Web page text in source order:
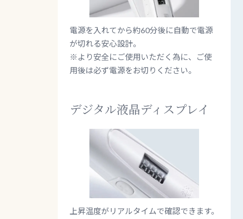
電源を入れてから約60分後に自動で電源
が切れる安心設計。
※より安全にご使用いただく為に、ご使
用後は必ず電源をお切りください。
デジタル液晶ディスプレイ
上昇温度がリアルタイムで確認できます。